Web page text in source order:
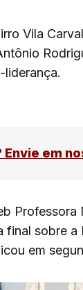
Vila
Envie em
Professora
final sobre a
em